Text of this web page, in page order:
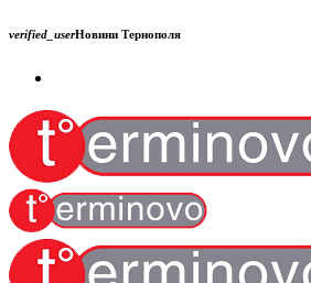
verified_userНовини Тернополя